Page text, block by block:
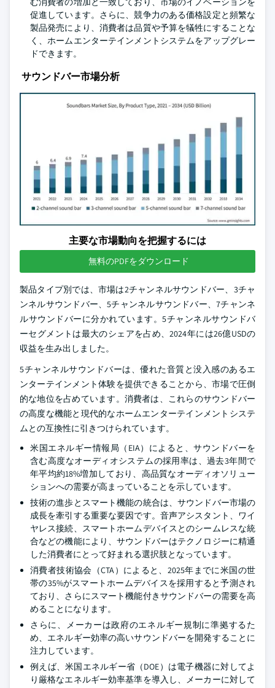
促進しています。さらに、競争力のある価格設定と頻繁な
製品発売により、消費者は品質や予算を犠牲にすることな
く、ホームエンターテインメントシステムをアップグレー
ドできます。
サウンドバー市場分析
主要な市場動向を把握するには
無料のPDFをダウンロード
製品タイプ別では、市場は2チャンネルサウンドバー、3チャ
ンネルサウンドバー、5チャンネルサウンドバー、7チャンネ
ルサウンドバーに分かれています。5チャンネルサウンドバ
ーセグメントは最大のシェアを占め、2024年には26億USDの
収益を生み出しました。
5チャンネルサウンドバーは、優れた音質と没入感のあるエ
ンターテインメント体験を提供できることから、市場で圧倒
的な地位を占めています。消費者は、これらのサウンドバー
の高度な機能と現代的なホームエンターテインメントシステ
ムとの互換性に引きつけられています。
米国エネルギー情報局（EIA）によると、サウンドバーを
含む高度なオーディオシステムの採用率は、過去3年間で
年平均約18%増加しており、高品質なオーディオソリュー
ションへの需要が高まっていることを示しています。
技術の進歩とスマート機能の統合は、サウンドバー市場の
成長を牽引する重要な要因です。音声アシスタント、ワイ
ヤレス接続、スマートホームデバイスとのシームレスな統
合などの機能により、サウンドバーはテクノロジーに精通
した消費者にとって好まれる選択肢となっています。
消費者技術協会（CTA）によると、2025年までに米国の世
帯の35%がスマートホームデバイスを採用すると予測され
ており、さらにスマート機能付きサウンドバーの需要を高
めることになります。
さらに、メーカーは政府のエネルギー規制に準拠するた
め、エネルギー効率の高いサウンドバーを開発することに
注力しています。
例えば、米国エネルギー省（DOE）は電子機器に対してよ
り厳格なエネルギー効率基準を導入し、メーカーに対して